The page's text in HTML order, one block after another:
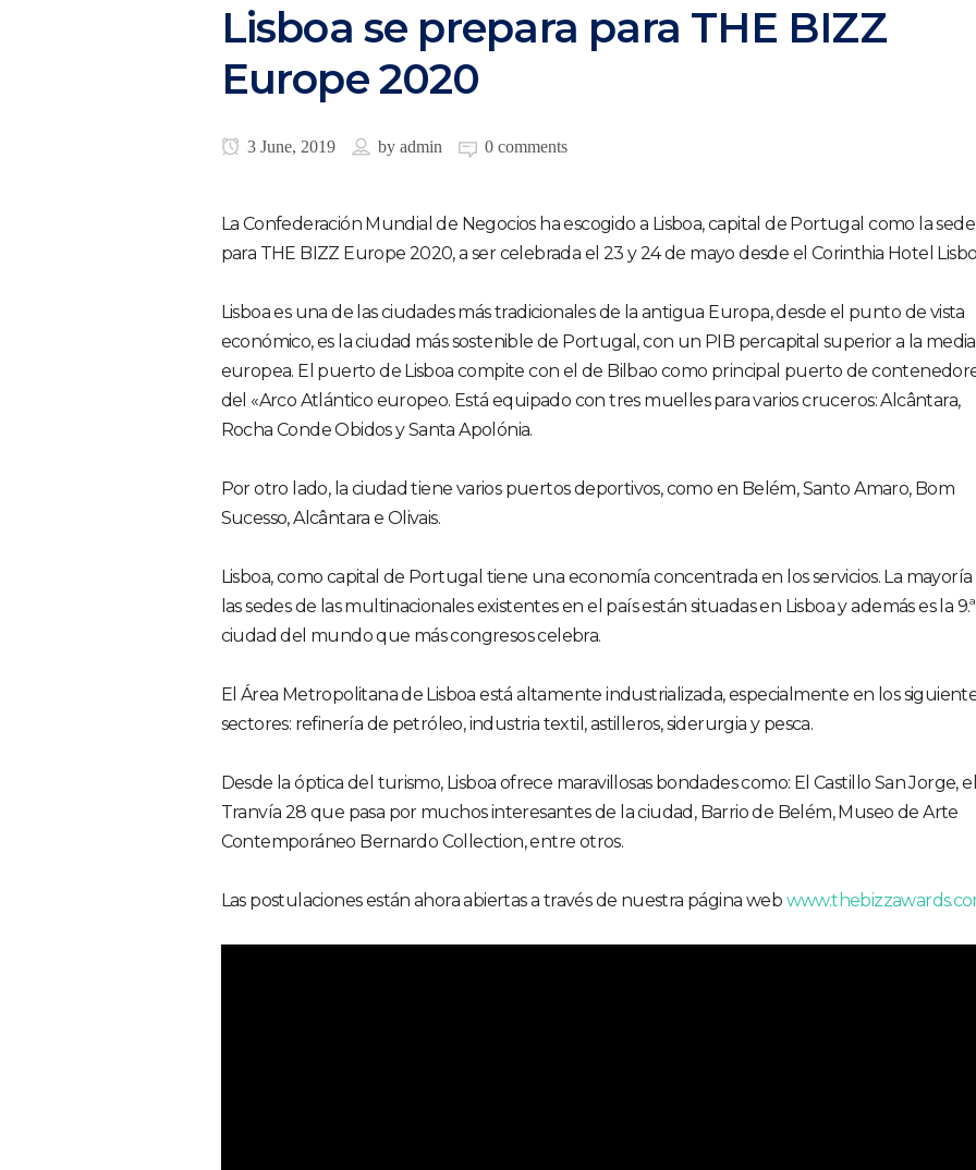
Lisboa se prepara para THE BIZZ
Europe 2020
3 June, 2019 by admin 0 comments
La Confederación Mundial de Negocios ha escogido a Lisboa, capital de Portugal como la sede
para THE BIZZ Europe 2020, a ser celebrada el 23 y 24 de mayo desde el Corinthia Hotel
Lisboa es una de las ciudades más tradicionales de la antigua Europa, desde el punto de vista
económico, es la ciudad más sostenible de Portugal, con un PIB percapital superior a la media
europea. El puerto de Lisboa compite con el de Bilbao como principal puerto de
del «Arco Atlántico europeo. Está equipado con tres muelles para varios cruceros: Alcântara,
Rocha Conde Obidos y Santa Apolónia.
Por otro lado, la ciudad tiene varios puertos deportivos, como en Belém, Santo Amaro, Bom
Sucesso, Alcântara e Olivais.
Lisboa, como capital de Portugal tiene una economía concentrada en los servicios. La
las sedes de las multinacionales existentes en el país están situadas en Lisboa y además es la 9.ª
ciudad del mundo que más congresos celebra.
El Área Metropolitana de Lisboa está altamente industrializada, especialmente en los
sectores: refinería de petróleo, industria textil, astilleros, siderurgia y pesca.
Desde la óptica del turismo, Lisboa ofrece maravillosas bondades como: El Castillo San Jorge, el
Tranvía 28 que pasa por muchos interesantes de la ciudad, Barrio de Belém, Museo de Arte
Contemporáneo Bernardo Collection, entre otros.
Las postulaciones están ahora abiertas a través de nuestra página web